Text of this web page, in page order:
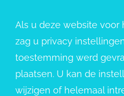
Als u deze website voor
zag u privacy
toestemming werd
plaatsen. U kan de
wijzigen of helemaal